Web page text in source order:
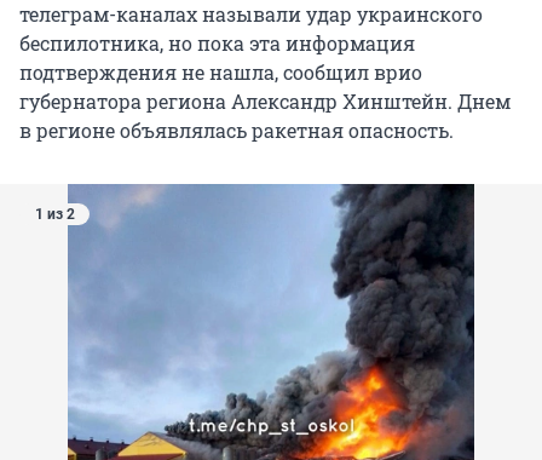
телеграм-каналах называли удар украинского
беспилотника, но пока эта информация
подтверждения не нашла, сообщил врио
губернатора региона Александр Хинштейн. Днем
в регионе объявлялась ракетная опасность.
1 из 2